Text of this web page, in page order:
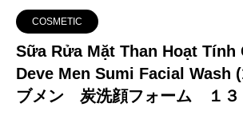
COSMETIC
Sữa Rửa Mặt Than Hoạt Tính
Deve Men Sumi Facial Wash
ブメン 炭洗顔フォーム １３